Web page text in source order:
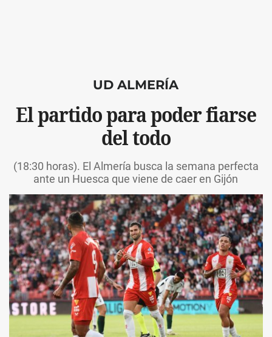
UD ALMERÍA
El partido para poder fiarse
del todo
(18:30 horas). El Almería busca la semana perfecta
ante un Huesca que viene de caer en Gijón